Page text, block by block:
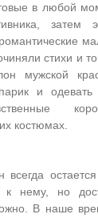
в любой
затем
стихи и
мужской
и одевать
костюмах.
к нему, но
В наше